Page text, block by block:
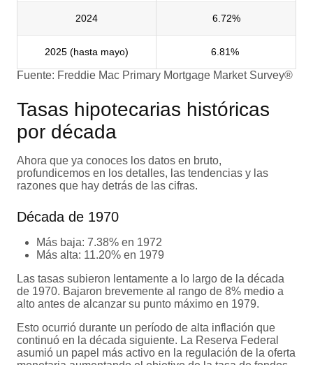
2024 6.72%
2025 (hasta mayo) 6.81%
Fuente: Freddie Mac Primary Mortgage Market Survey®
Tasas hipotecarias históricas
por década
Ahora que ya conoces los datos en bruto,
profundicemos en los detalles, las tendencias y las
razones que hay detrás de las cifras.
Década de 1970
Más baja: 7.38% en 1972
Más alta: 11.20% en 1979
Las tasas subieron lentamente a lo largo de la década
de 1970. Bajaron brevemente al rango de 8% medio a
alto antes de alcanzar su punto máximo en 1979.
Esto ocurrió durante un período de alta inflación que
continuó en la década siguiente. La Reserva Federal
asumió un papel más activo en la regulación de la oferta